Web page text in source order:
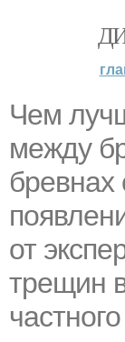
Чем
между
бревнах
от
трещин